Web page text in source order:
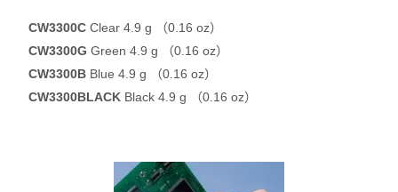
CW3300C Clear 4.9 g （0.16 oz）
CW3300G Green 4.9 g （0.16 oz）
CW3300B Blue 4.9 g （0.16 oz）
CW3300BLACK Black 4.9 g （0.16 oz）